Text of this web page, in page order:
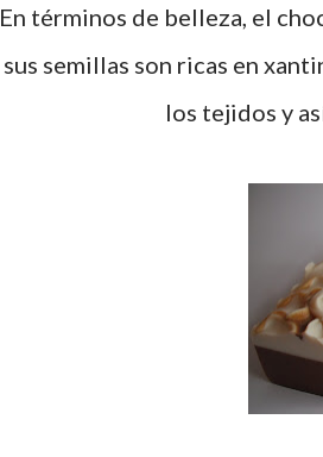
En términos de belleza, el
sus semillas son ricas en
los tejidos y